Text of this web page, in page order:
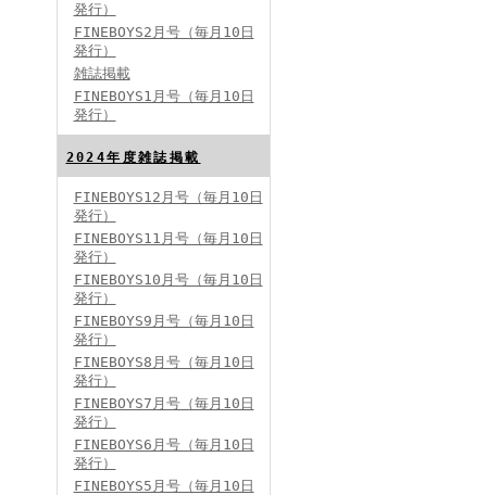
FINEBOYS2024年6月号
FINEBOYS2024年5月号
FINEBOYS2024年4月号
発行）
FINEBOYS2月号（毎月10日
発行）
雑誌掲載
FINEBOYS1月号（毎月10日
発行）
2024年度雑誌掲載
FINEBOYS12月号（毎月10日
発行）
FINEBOYS11月号（毎月10日
発行）
FINEBOYS10月号（毎月10日
発行）
FINEBOYS9月号（毎月10日
発行）
FINEBOYS8月号（毎月10日
発行）
FINEBOYS7月号（毎月10日
発行）
FINEBOYS6月号（毎月10日
発行）
FINEBOYS5月号（毎月10日